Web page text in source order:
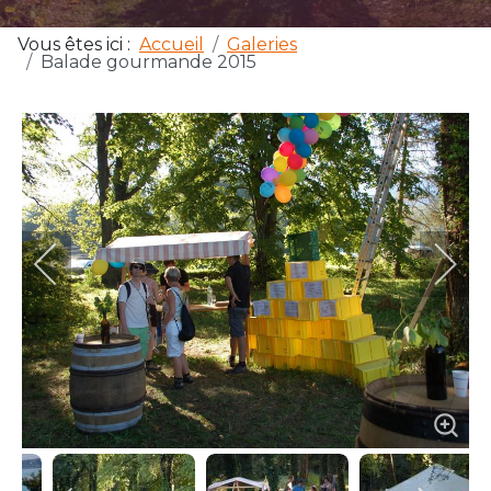
Vous êtes ici : Accueil
Galeries
Balade gourmande 2015